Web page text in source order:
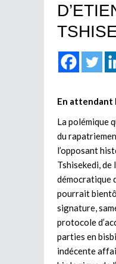
En attendant
La polémique
du
l’opposant
Tshisekedi, de
démocratique
pourrait
signature,
protocole
parties en
indécente